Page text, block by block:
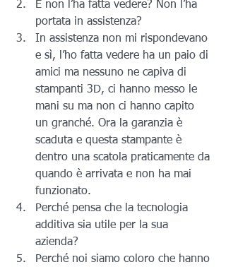
E non l’ha fatta vedere? Non l’ha
portata in assistenza?
In assistenza non mi rispondevano
e sì, l’ho fatta vedere ha un paio di
amici ma nessuno ne capiva di
stampanti 3D, ci hanno messo le
mani su ma non ci hanno capito
un granché. Ora la garanzia è
scaduta e questa stampante è
dentro una scatola praticamente da
quando è arrivata e non ha mai
funzionato.
Perché pensa che la tecnologia
additiva sia utile per la sua
azienda?
Perché noi siamo coloro che hanno